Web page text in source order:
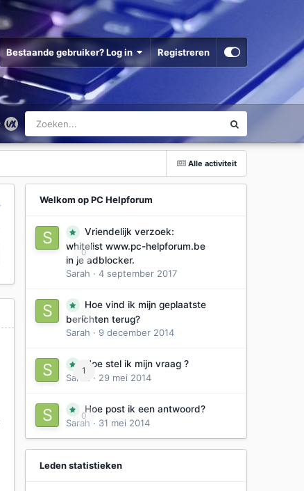
Bestaande gebruiker? Log in Registreren
Alle activiteit
Welkom op PC Helpforum
0
Vriendelijk verzoek:
whitelist www.pc-helpforum.be
in je adblocker.
Sarah · 4 september 2017
0
Hoe vind ik mijn geplaatste
berichten terug?
Sarah · 9 december 2014
1
Hoe stel ik mijn vraag ?
Sarah
· 29 mei 2014
0
Hoe post ik een antwoord?
Sarah · 31 mei 2014
Leden statistieken